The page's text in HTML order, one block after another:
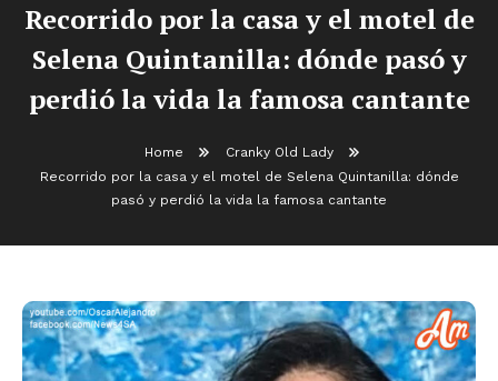
Recorrido por la casa y el motel de
Selena Quintanilla: dónde pasó y
perdió la vida la famosa cantante
Home
Cranky Old Lady
Recorrido por la casa y el motel de Selena Quintanilla: dónde
pasó y perdió la vida la famosa cantante